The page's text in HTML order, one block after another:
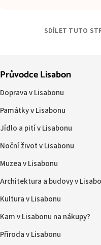
SDÍLET TUTO
Průvodce Lisabon
Doprava v Lisabonu
Památky v Lisabonu
Jídlo a pití v Lisabonu
Noční život v Lisabonu
Muzea v Lisabonu
Architektura a budovy v
Kultura v Lisabonu
Kam v Lisabonu na nákupy?
Příroda v Lisabonu